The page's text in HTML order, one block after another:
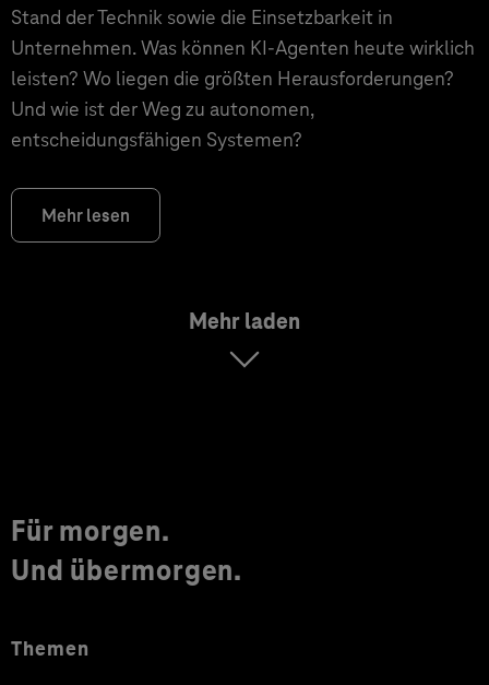
Stand der Technik sowie die Einsetzbarkeit in
Unternehmen. Was können KI-Agenten heute wirklich
leisten? Wo liegen die größten Herausforderungen?
Und wie ist der Weg zu autonomen,
entscheidungsfähigen Systemen?
Mehr lesen
Mehr laden
Für morgen.
Und übermorgen.
Themen